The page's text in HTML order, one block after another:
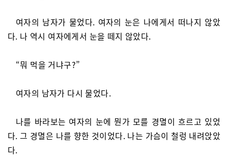
여자의 남자가 물었다. 여자의 눈은 나에게서 떠나지 않았
다. 나 역시 여자에게서 눈을 떼지 않았다.
“뭐 먹을 거냐구?”
여자의 남자가 다시 물었다.
나를 바라보는 여자의 눈에 뭔가 모를 경멸이 흐르고 있었
다. 그 경멸은 나를 향한 것이었다. 나는 가슴이 철렁 내려앉았
다.